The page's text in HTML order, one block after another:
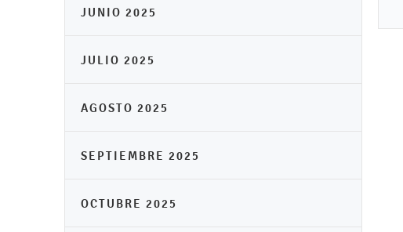
JUNIO 2025
JULIO 2025
AGOSTO 2025
SEPTIEMBRE 2025
OCTUBRE 2025